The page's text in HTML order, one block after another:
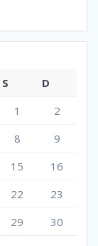
S
D
1
2
8
9
15
16
22
23
29
30